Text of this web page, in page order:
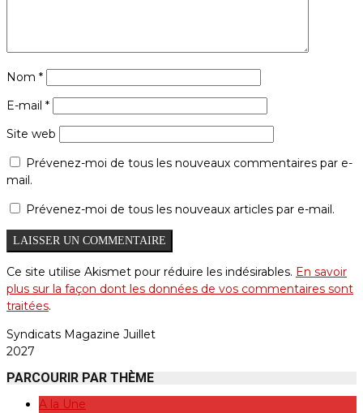
Nom *
E-mail *
Site web
Prévenez-moi de tous les nouveaux commentaires par e-
mail.
Prévenez-moi de tous les nouveaux articles par e-mail.
Ce site utilise Akismet pour réduire les indésirables. En savoir
plus sur la façon dont les données de vos commentaires sont
traitées.
Syndicats Magazine Juillet
2027
PARCOURIR PAR THÈME
A la Une